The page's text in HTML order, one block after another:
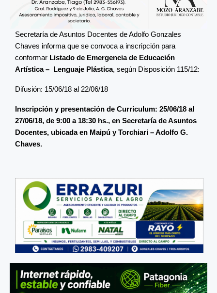
Secretaría de Asuntos Docentes de Adolfo Gonzales
Chaves informa que se convoca a inscripción para
conformar Listado de Emergenciade Educación
Artística – Lenguaje Plástica, según Disposición 115/12:
Difusión: 15/06/18 al 22/06/18
Inscripción y presentación de Curriculum: 25/06/18 al
27/06/18, de 9:00 a 18:30 hs., en Secretaría de Asuntos
Docentes, ubicada en Maipú y Torchiari – Adolfo G.
Chaves.